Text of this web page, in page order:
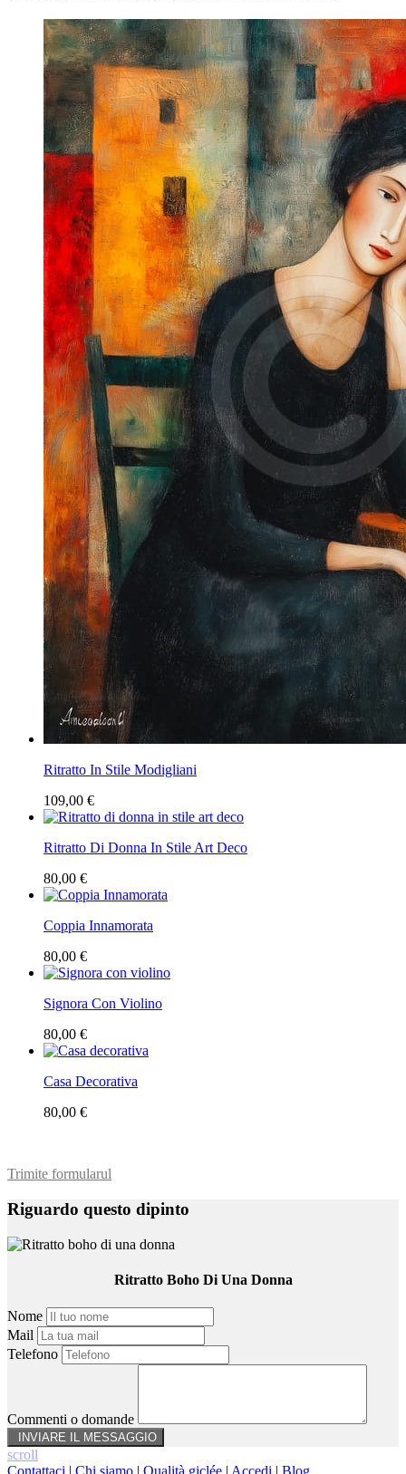
Ritratto In Stile Modigliani
109,00 €
Ritratto Di Donna In Stile Art Deco
80,00 €
Coppia Innamorata
80,00 €
Signora Con Violino
80,00 €
Casa Decorativa
80,00 €
Trimite formularul
Riguardo questo dipinto
Ritratto Boho Di Una Donna
Nome
Mail
Telefono
Commenti o domande
scroll